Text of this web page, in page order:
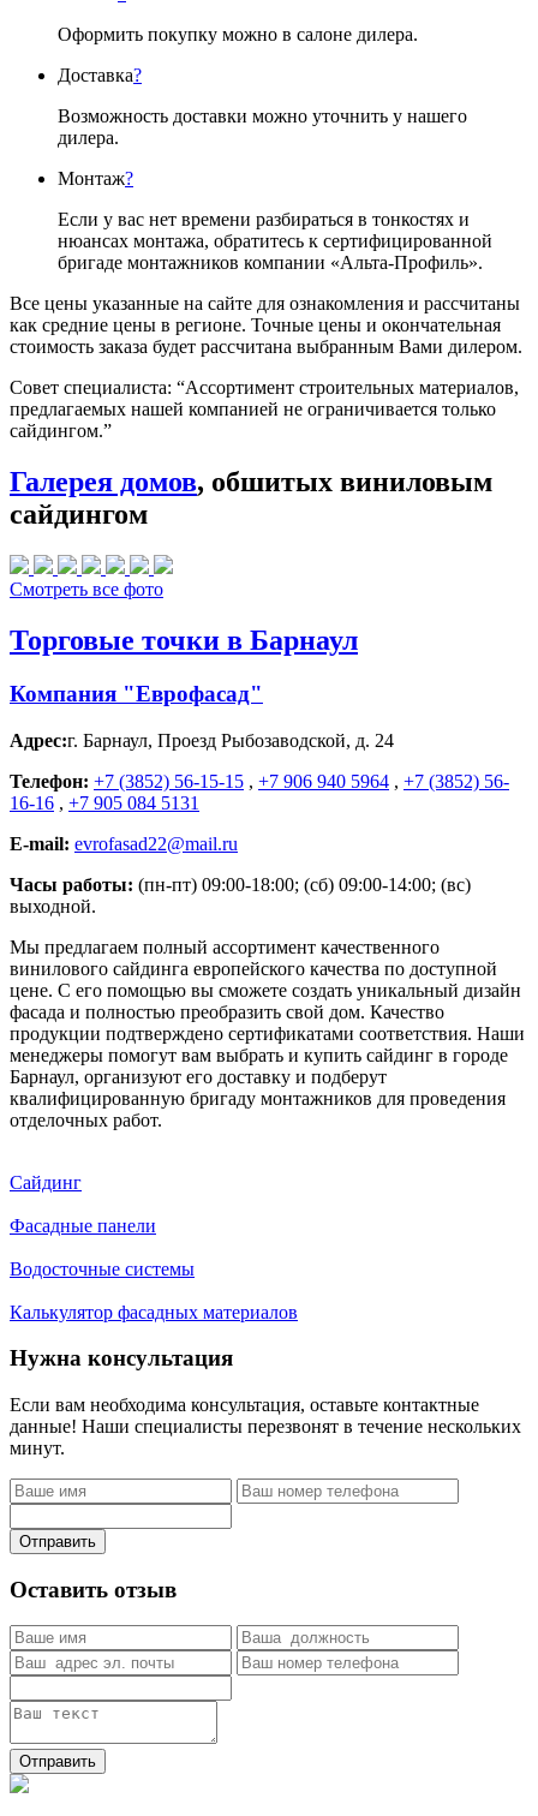
Оформить покупку можно в салоне дилера.
Доставка?
Возможность доставки можно уточнить у нашего
дилера.
Монтаж?
Если у вас нет времени разбираться в тонкостях и
нюансах монтажа, обратитесь к сертифицированной
бригаде монтажников компании «Альта-Профиль».
Все цены указанные на сайте для ознакомления и рассчитаны
как средние цены в регионе. Точные цены и окончательная
стоимость заказа будет рассчитана выбранным Вами дилером.
Совет специалиста: “Ассортимент строительных материалов,
предлагаемых нашей компанией не ограничивается только
сайдингом.”
Галерея домов, обшитых виниловым
сайдингом
Смотреть все фото
Торговые точки в Барнаул
Компания "Еврофасад"
Адрес:г. Барнаул, Проезд Рыбозаводской, д. 24
Телефон: +7 (3852) 56-15-15 , +7 906 940 5964 , +7 (3852) 56-
16-16 , +7 905 084 5131
E-mail: evrofasad22@mail.ru
Часы работы: (пн-пт) 09:00-18:00; (сб) 09:00-14:00; (вс)
выходной.
Мы предлагаем полный ассортимент качественного
винилового сайдинга европейского качества по доступной
цене. С его помощью вы сможете создать уникальный дизайн
фасада и полностью преобразить свой дом. Качество
продукции подтверждено сертификатами соответствия. Наши
менеджеры помогут вам выбрать и купить сайдинг в городе
Барнаул, организуют его доставку и подберут
квалифицированную бригаду монтажников для проведения
отделочных работ.
Сайдинг
Фасадные панели
Водосточные системы
Калькулятор фасадных материалов
Нужна консультация
Если вам необходима консультация, оставьте контактные
данные! Наши специалисты перезвонят в течение нескольких
минут.
Отправить
Оставить отзыв
Отправить